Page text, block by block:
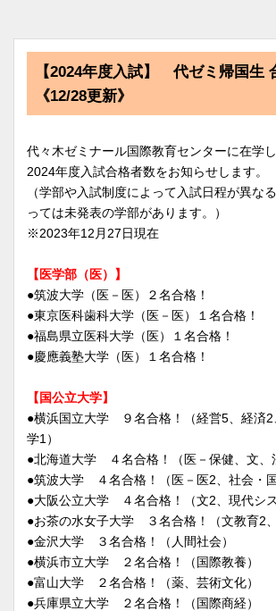
【2024年度入試】 代ゼミ帰国生
《12/28更新》
代々木ゼミナール国際教育センターに在学
2024年度入試合格者数をお知らせします。
（学部や入試制度によって入試日程が異な
っては未発表の学部があります。）
※2023年12月27日現在
【医学部（医）】
●筑波大学（医－医）２名合格！
●東京医科歯科大学（医－医）１名合格！
●福島県立医科大学（医）１名合格！
●慶應義塾大学（医）１名合格！
【国公立大学】
●横浜国立大学 ９名合格！（経営5、経済2
学1）
●北海道大学 ４名合格！（医－保健、文、
●筑波大学 ４名合格！（医－医2、社会・国
●大阪公立大学 ４名合格！（文2、現代シス
●お茶の水女子大学 ３名合格！（文教育2、
●金沢大学 ３名合格！（人間社会）
●横浜市立大学 ２名合格！（国際教養）
●富山大学 ２名合格！（薬、芸術文化）
●兵庫県立大学 ２名合格！（国際商経）